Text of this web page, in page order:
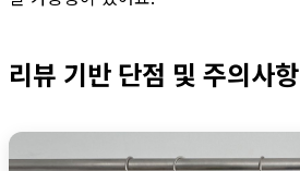
리뷰 기반 단점 및 주의사항